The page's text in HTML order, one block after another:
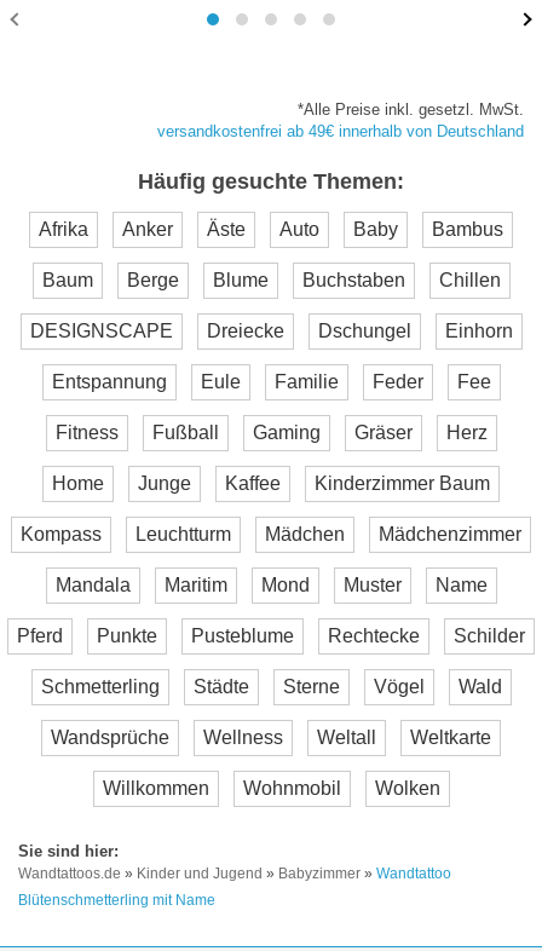
*Alle Preise inkl. gesetzl. MwSt.
versandkostenfrei ab 49€ innerhalb von Deutschland
Häufig gesuchte Themen:
Afrika Anker Äste Auto Baby Bambus
Baum Berge Blume Buchstaben Chillen
DESIGNSCAPE Dreiecke Dschungel Einhorn
Entspannung Eule Familie Feder Fee
Fitness Fußball Gaming Gräser Herz
Home Junge Kaffee Kinderzimmer Baum
Kompass Leuchtturm Mädchen Mädchenzimmer
Mandala Maritim Mond Muster Name
Pferd Punkte Pusteblume Rechtecke Schilder
Schmetterling Städte Sterne Vögel Wald
Wandsprüche Wellness Weltall Weltkarte
Willkommen Wohnmobil Wolken
Wandtattoos.de » Kinder und Jugend » Babyzimmer » Wandtattoo
Blütenschmetterling mit Name